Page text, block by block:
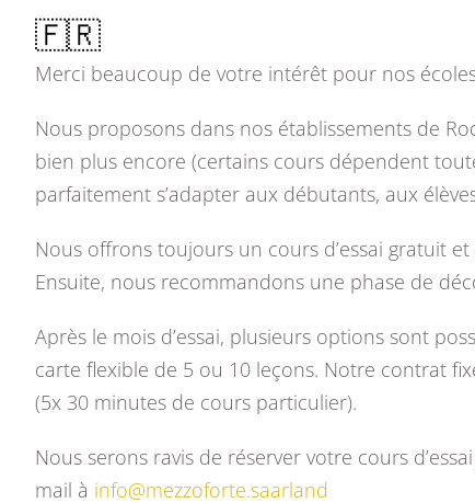
🇫🇷
Merci beaucoup de votre intérêt pour nos
Nous proposons dans nos établissements de
bien plus encore (certains cours dépendent
parfaitement s’adapter aux débutants, aux
Nous offrons toujours un cours d’essai gratuit
Ensuite, nous recommandons une phase de
Après le mois d’essai, plusieurs options sont
carte flexible de 5 ou 10 leçons. Notre contrat
(5x 30 minutes de cours particulier).
Nous serons ravis de réserver votre cours
mail à info@mezzoforte.saarland